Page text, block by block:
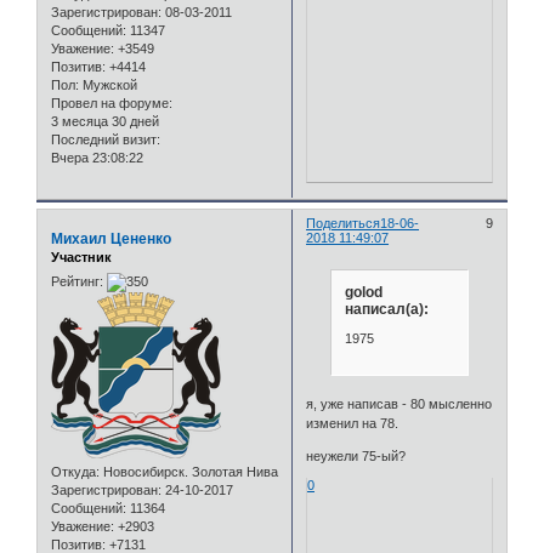
Зарегистрирован: 08-03-2011
Сообщений: 11347
Уважение: +3549
Позитив: +4414
Пол: Мужской
Провел на форуме:
3 месяца 30 дней
Последний визит:
Вчера 23:08:22
Поделиться 9
18-06-
2018 11:49:07
Михаил Цененко
Участник
Рейтинг:
Откуда: Новосибирск. Золотая Нива
Зарегистрирован: 24-10-2017
Сообщений: 11364
Уважение: +2903
Позитив: +7131
golod
написал(а):
1975
я, уже написав - 80 мысленно
изменил на 78.
неужели 75-ый?
0